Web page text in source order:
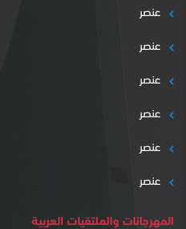
عنصر
عنصر
عنصر
عنصر
عنصر
عنصر
المهرجانات والملتقيات العربية